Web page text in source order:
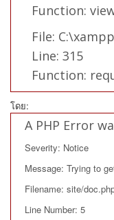
Function:
File:
Line: 315
Function:
โดย:
A PHP Error
Severity: Notice
Message: Trying to
Filename: site/
Line Number: 5